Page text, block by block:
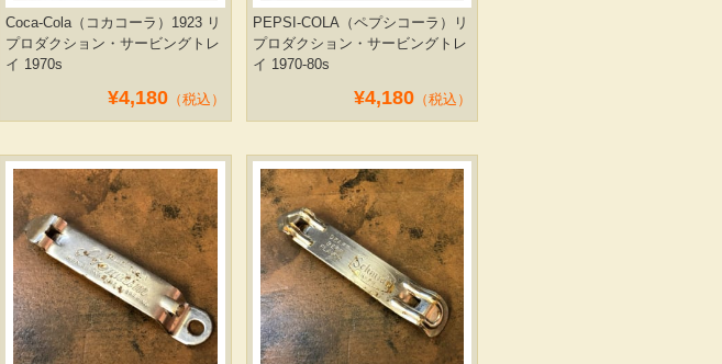
Coca-Cola（コカコーラ）1923 リ
プロダクション・サービングトレ
イ 1970s
¥4,180（税込）
PEPSI-COLA（ペプシコーラ）リ
プロダクション・サービングトレ
イ 1970-80s
¥4,180 （税込）